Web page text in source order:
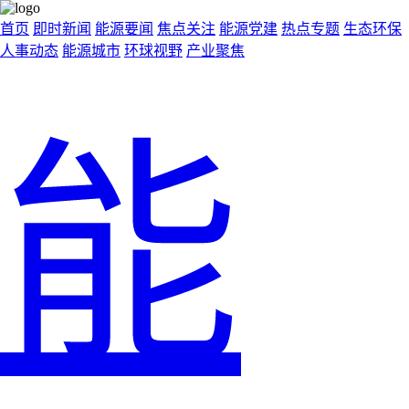
首页 即时新闻 能源要闻 焦点关注 能源党建 热点专题 生态环保
人事动态 能源城市 环球视野 产业聚焦
能